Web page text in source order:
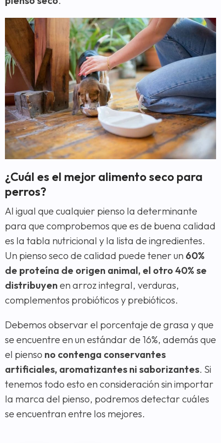
¿Cuál es el mejor alimento seco para
perros?
Al igual que cualquier pienso la determinante
para que comprobemos que es de buena calidad
es la tabla nutricional y la lista de ingredientes.
Un pienso seco de calidad puede tener un 60%
de proteína de origen animal, el otro 40% se
distribuyen en arroz integral, verduras,
complementos probióticos y prebióticos.
Debemos observar el porcentaje de grasa y que
se encuentre en un estándar de 16%, además que
el pienso no contenga conservantes
artificiales, aromatizantes ni saborizantes. Si
tenemos todo esto en consideración sin importar
la marca del pienso, podremos detectar cuáles
se encuentran entre los mejores.